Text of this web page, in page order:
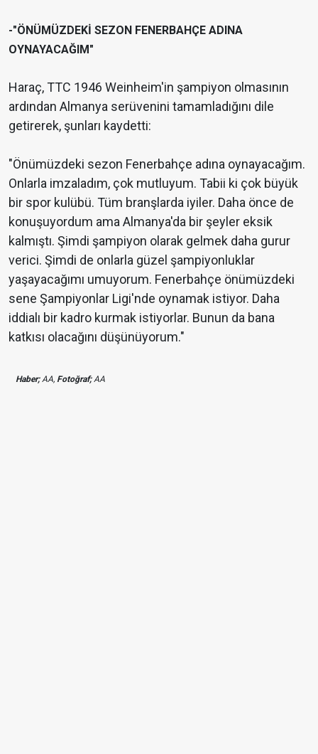
-"ÖNÜMÜZDEKİ SEZON FENERBAHÇE ADINA
OYNAYACAĞIM"
Haraç, TTC 1946 Weinheim'in şampiyon olmasının
ardından Almanya serüvenini tamamladığını dile
getirerek, şunları kaydetti:
"Önümüzdeki sezon Fenerbahçe adına oynayacağım.
Onlarla imzaladım, çok mutluyum. Tabii ki çok büyük
bir spor kulübü. Tüm branşlarda iyiler. Daha önce de
konuşuyordum ama Almanya'da bir şeyler eksik
kalmıştı. Şimdi şampiyon olarak gelmek daha gurur
verici. Şimdi de onlarla güzel şampiyonluklar
yaşayacağımı umuyorum. Fenerbahçe önümüzdeki
sene Şampiyonlar Ligi'nde oynamak istiyor. Daha
iddialı bir kadro kurmak istiyorlar. Bunun da bana
katkısı olacağını düşünüyorum."
Haber;AA, Fotoğraf;AA